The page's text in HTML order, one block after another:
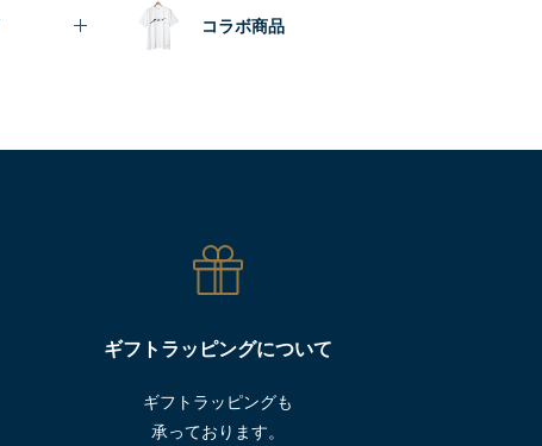
コラボ商品
ギフトラッピングについて
ギフトラッピングも
承っております。